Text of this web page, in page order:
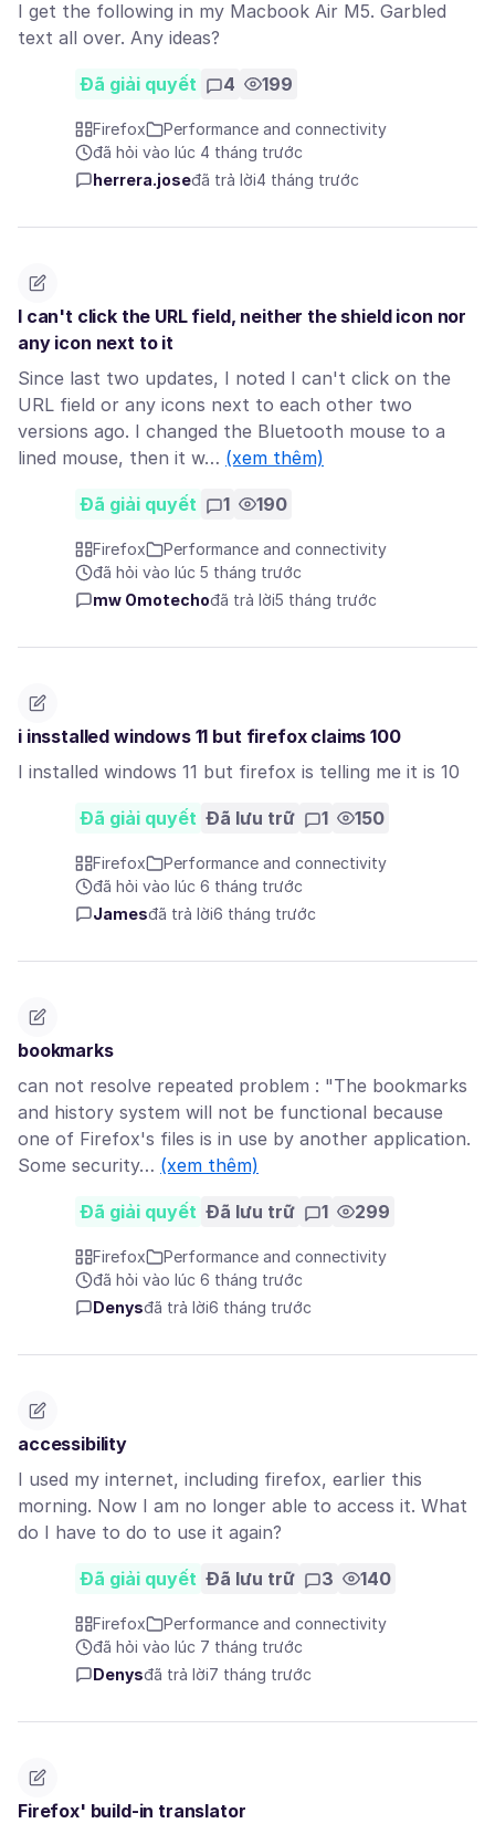
I get the following in my Macbook Air M5. Garbled
text all over. Any ideas?
Đã giải quyết 4 199
Firefox
Performance and connectivity
đã hỏi vào lúc 4 tháng trước
herrera.joseđã trả lời4 tháng trước
I can't click the URL field, neither the shield icon nor
any icon next to it
Since last two updates, I noted I can't click on the
URL field or any icons next to each other two
versions ago. I changed the Bluetooth mouse to a
lined mouse, then it w… (xem thêm)
Đã giải quyết 1 190
Firefox
Performance and connectivity
đã hỏi vào lúc 5 tháng trước
mw Omotechođã trả lời5 tháng trước
i insstalled windows 11 but firefox claims 100
I installed windows 11 but firefox is telling me it is 10
Đã giải quyết Đã lưu trữ 1 150
Firefox
Performance and connectivity
đã hỏi vào lúc 6 tháng trước
Jamesđã trả lời6 tháng trước
bookmarks
can not resolve repeated problem : "The bookmarks
and history system will not be functional because
one of Firefox's files is in use by another application.
Some security… (xem thêm)
Đã giải quyết Đã lưu trữ 1 299
Firefox
Performance and connectivity
đã hỏi vào lúc 6 tháng trước
Denysđã trả lời6 tháng trước
accessibility
I used my internet, including firefox, earlier this
morning. Now I am no longer able to access it. What
do I have to do to use it again?
Đã giải quyết Đã lưu trữ 3 140
Firefox
Performance and connectivity
đã hỏi vào lúc 7 tháng trước
Denysđã trả lời7 tháng trước
Firefox' build-in translator